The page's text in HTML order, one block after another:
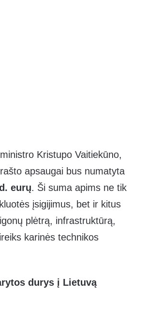
Kristupo Vaitiekūno,
apsaugai bus numatyta
eurų. Ši suma apims ne tik
įsigijimus, bet ir kitus
plėtrą, infrastruktūrą,
karinės technikos
durys į Lietuvą